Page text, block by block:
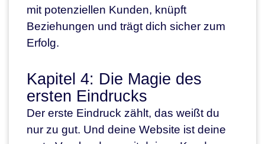
mit potenziellen Kunden, knüpft
Beziehungen und trägt dich sicher zum
Erfolg.
Kapitel 4: Die Magie des
ersten Eindrucks
Der erste Eindruck zählt, das weißt du
nur zu gut. Und deine Website ist deine